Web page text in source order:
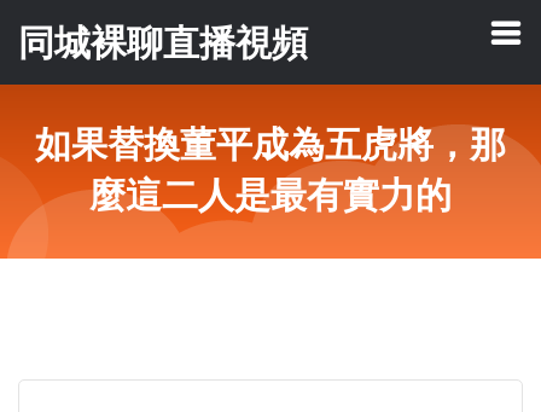
同城裸聊直播視頻
如果替換董平成為五虎將，那
麼這二人是最有實力的